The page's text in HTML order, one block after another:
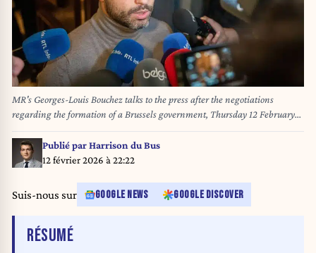
MR's Georges-Louis Bouchez talks to the press after the negotiations
regarding the formation of a Brussels government, Thursday 12 February
2026, in Brussels. MR proposed to start a conclave (dedicated to the
establishment of a fully functioning Brussels government) which will only
end when an agreement has been reached. Last January 30th was the
MARIUS BURGELMAN
Publié parHarrison du Bus
12 février 2026 à 22:22
Suis-nous sur GOOGLE NEWS GOOGLE DISCOVER
RÉSUMÉDE L'ARTICLE